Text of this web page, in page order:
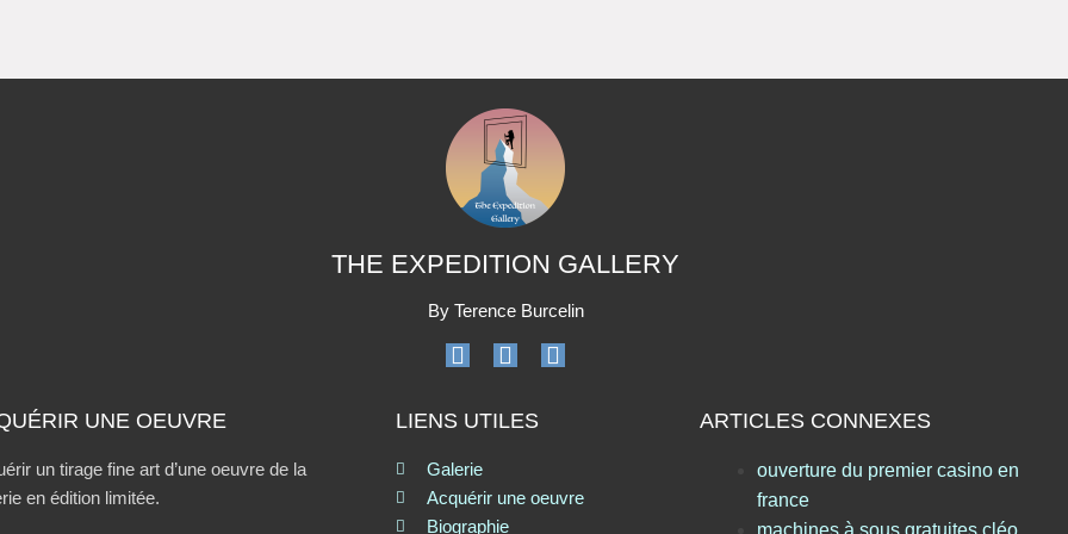
THE EXPEDITION GALLERY
By Terence Burcelin
UNE OEUVRE
un tirage fine art d’une oeuvre de la
en édition limitée.
LIENS UTILES
Galerie
Acquérir une oeuvre
Biographie
ARTICLES CONNEXES
ouverture du premier casino en
france
machines à sous gratuites cléo